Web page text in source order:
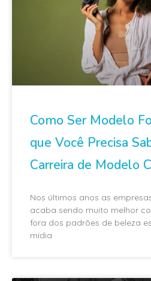
Como Ser Modelo
que Você Precisa
Carreira de Modelo
Nos últimos anos as
acaba sendo muito melhor
fora dos padrões de beleza
mídia